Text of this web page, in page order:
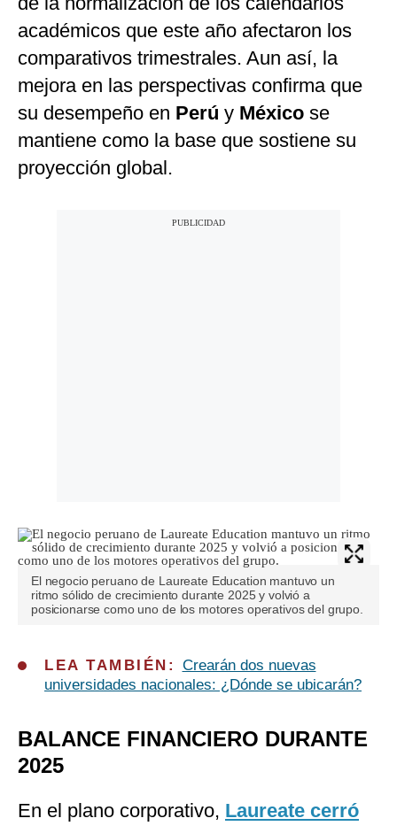
académicos que este año afectaron los
comparativos trimestrales. Aun así, la
mejora en las perspectivas confirma que
su desempeño en Perú y México se
mantiene como la base que sostiene su
proyección global.
El negocio peruano de Laureate Education mantuvo un
ritmo sólido de crecimiento durante 2025 y volvió a
posicionarse como uno de los motores operativos del grupo.
LEA TAMBIÉN: Crearán dos nuevas
universidades nacionales: ¿Dónde se ubicarán?
BALANCE FINANCIERO DURANTE
2025
En el plano corporativo, Laureate cerró